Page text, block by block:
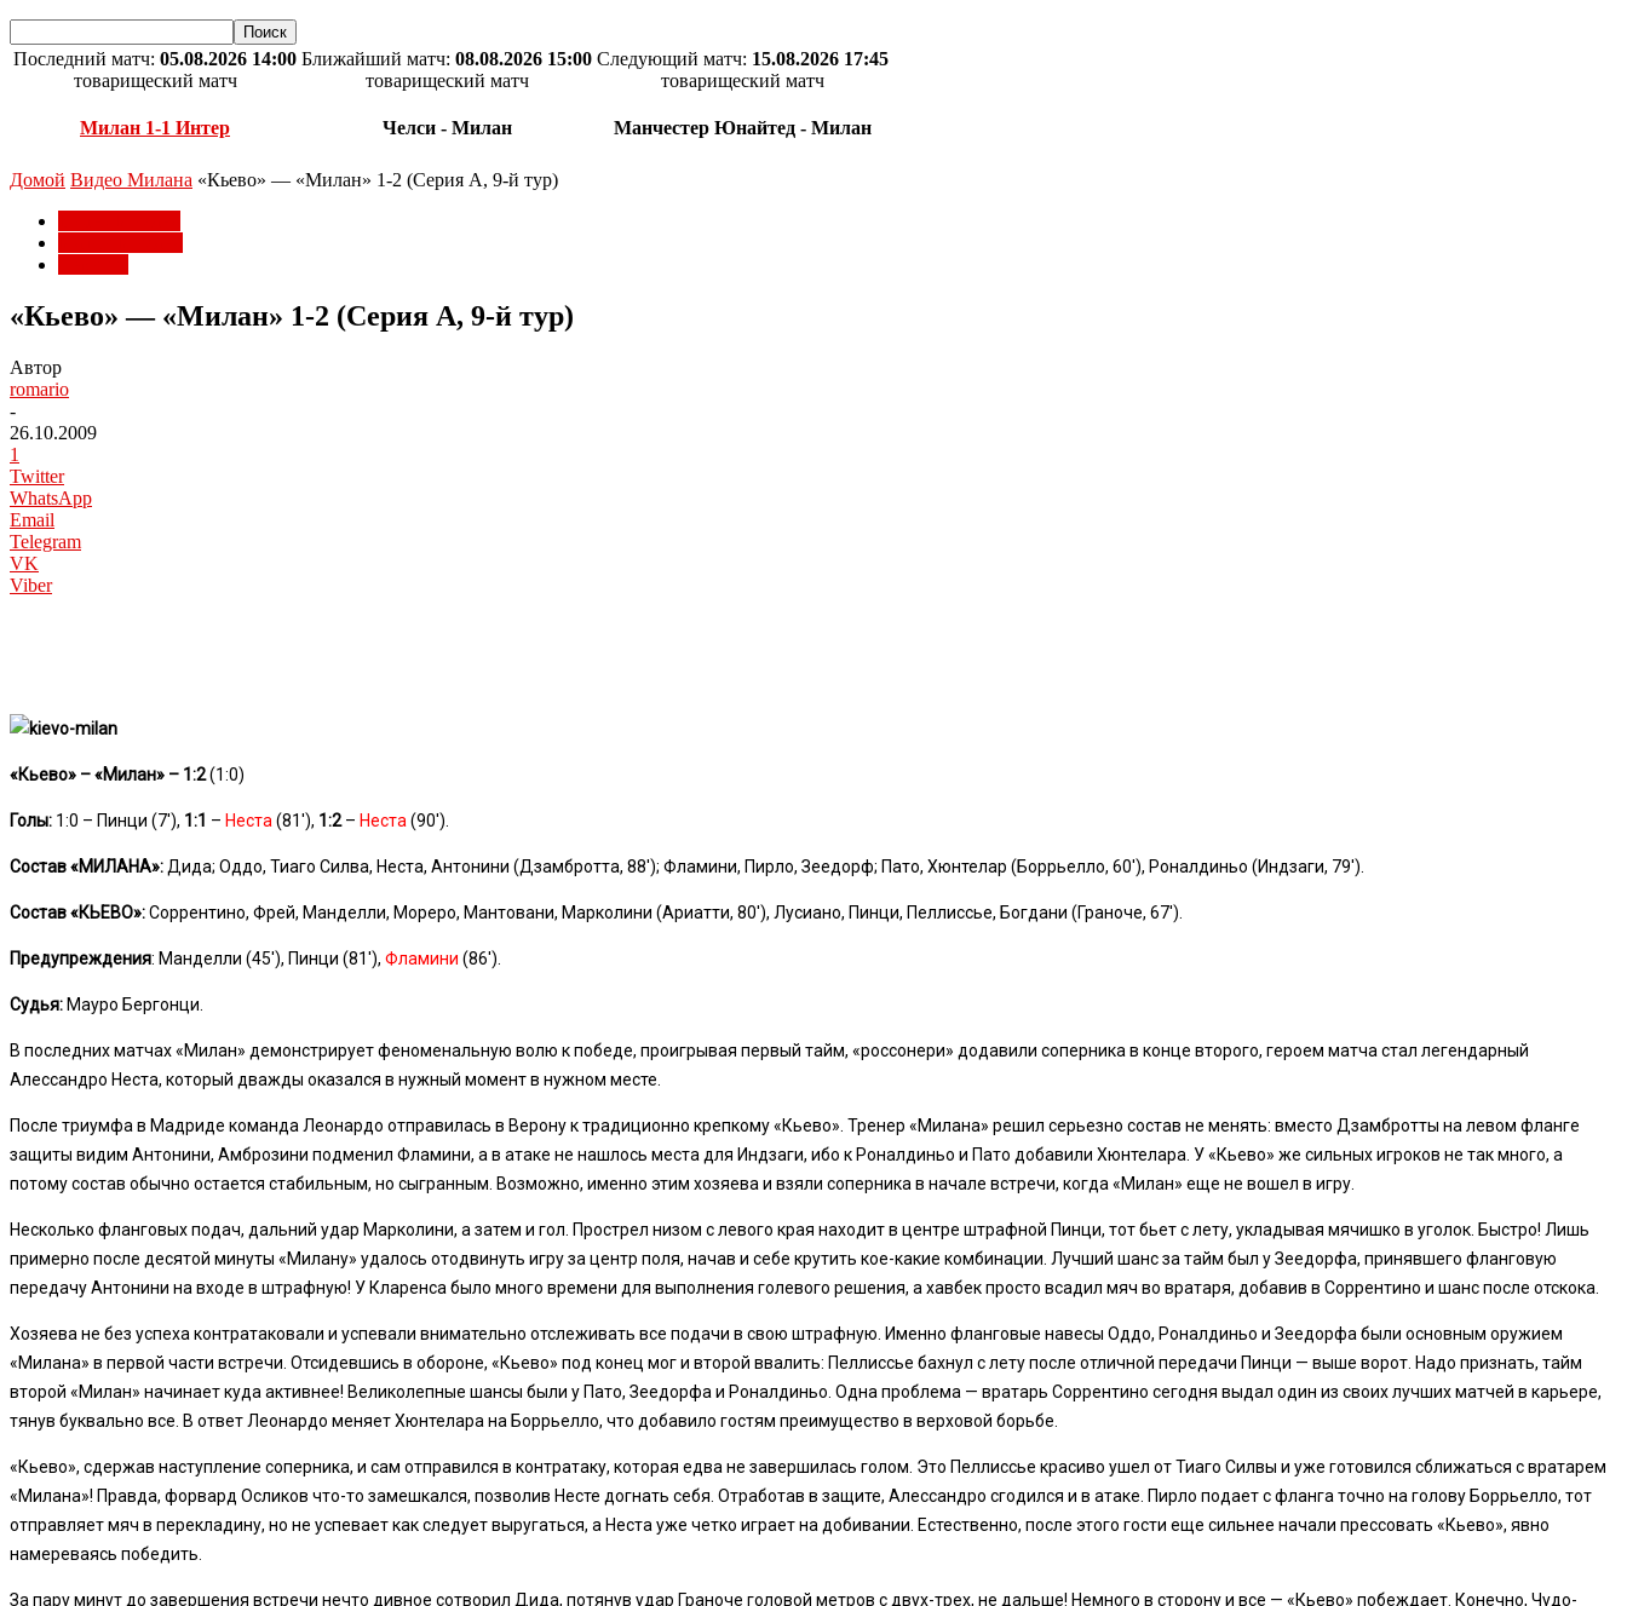
Последний матч: 05.08.2026 14:00
товарищеский матч
Милан 1-1 Интер
Ближайший матч: 08.08.2026 15:00
товарищеский матч
Челси - Милан
Следующий матч: 15.08.2026 17:45
товарищеский матч
Манчестер Юнайтед - Милан
Домой Видео Милана «Кьево» — «Милан» 1-2 (Серия А, 9-й тур)
«Кьево» — «Милан» 1-2 (Серия А, 9-й тур)
Автор
romario
-
26.10.2009
1
Twitter
WhatsApp
Email
Telegram
VK
Viber
«Кьево» – «Милан» – 1:2(1:0)
Голы: 1:0 – Пинци (7′), 1:1 – Неста (81′), 1:2– Неста (90′).
Состав «МИЛАНА»: Дида; Оддо, Тиаго Силва, Неста, Антонини (Дзамбротта, 88′); Фламини, Пирло, Зеедорф; Пато, Хюнтелар (Боррьелло, 60′), Роналдиньо (Индзаги, 79′).
Состав «КЬЕВО»:Соррентино, Фрей, Манделли, Мореро, Мантовани, Марколини (Ариатти, 80′), Лусиано, Пинци, Пеллиссье, Богдани (Граноче, 67′).
Предупреждения: Манделли (45′), Пинци (81′), Фламини (86′).
Судья: Мауро Бергонци.
В последних матчах «Милан» демонстрирует феноменальную волю к победе, проигрывая первый тайм, «россонери» додавили соперника в конце второго, героем матча стал легендарный
Алессандро Неста, который дважды оказался в нужный момент в нужном месте.
После триумфа в Мадриде команда Леонардо отправилась в Верону к традиционно крепкому «Кьево». Тренер «Милана» решил серьезно состав не менять: вместо Дзамбротты на левом фланге
защиты видим Антонини, Амброзини подменил Фламини, а в атаке не нашлось места для Индзаги, ибо к Роналдиньо и Пато добавили Хюнтелара. У «Кьево» же сильных игроков не так много, а
потому состав обычно остается стабильным, но сыгранным. Возможно, именно этим хозяева и взяли соперника в начале встречи, когда «Милан» еще не вошел в игру.
Несколько фланговых подач, дальний удар Марколини, а затем и гол. Прострел низом с левого края находит в центре штрафной Пинци, тот бьет с лету, укладывая мячишко в уголок. Быстро! Лишь
примерно после десятой минуты «Милану» удалось отодвинуть игру за центр поля, начав и себе крутить кое-какие комбинации. Лучший шанс за тайм был у Зеедорфа, принявшего фланговую
передачу Антонини на входе в штрафную! У Кларенса было много времени для выполнения голевого решения, а хавбек просто всадил мяч во вратаря, добавив в Соррентино и шанс после отскока.
Хозяева не без успеха контратаковали и успевали внимательно отслеживать все подачи в свою штрафную. Именно фланговые навесы Оддо, Роналдиньо и Зеедорфа были основным оружием
«Милана» в первой части встречи. Отсидевшись в обороне, «Кьево» под конец мог и второй ввалить: Пеллиссье бахнул с лету после отличной передачи Пинци — выше ворот. Надо признать, тайм
второй «Милан» начинает куда активнее! Великолепные шансы были у Пато, Зеедорфа и Роналдиньо. Одна проблема — вратарь Соррентино сегодня выдал один из своих лучших матчей в карьере,
тянув буквально все. В ответ Леонардо меняет Хюнтелара на Боррьелло, что добавило гостям преимущество в верховой борьбе.
«Кьево», сдержав наступление соперника, и сам отправился в контратаку, которая едва не завершилась голом. Это Пеллиссье красиво ушел от Тиаго Силвы и уже готовился сближаться с вратарем
«Милана»! Правда, форвард Осликов что-то замешкался, позволив Несте догнать себя. Отработав в защите, Алессандро сгодился и в атаке. Пирло подает с фланга точно на голову Боррьелло, тот
отправляет мяч в перекладину, но не успевает как следует выругаться, а Неста уже четко играет на добивании. Естественно, после этого гости еще сильнее начали прессовать «Кьево», явно
намереваясь победить.
За пару минут до завершения встречи нечто дивное сотворил Дида, потянув удар Граноче головой метров с двух-трех, не дальше! Немного в сторону и все — «Кьево» побеждает. Конечно, Чудо-